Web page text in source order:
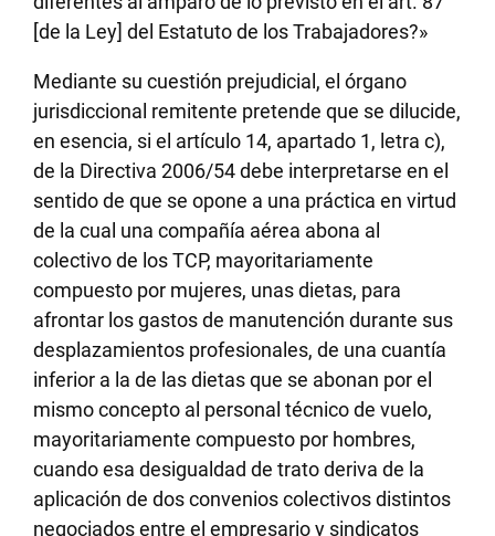
[de la Ley] del Estatuto de los Trabajadores?»
Mediante su cuestión prejudicial, el órgano
jurisdiccional remitente pretende que se dilucide,
en esencia, si el artículo 14, apartado 1, letra c),
de la Directiva 2006/54 debe interpretarse en el
sentido de que se opone a una práctica en virtud
de la cual una compañía aérea abona al
colectivo de los TCP, mayoritariamente
compuesto por mujeres, unas dietas, para
afrontar los gastos de manutención durante sus
desplazamientos profesionales, de una cuantía
inferior a la de las dietas que se abonan por el
mismo concepto al personal técnico de vuelo,
mayoritariamente compuesto por hombres,
cuando esa desigualdad de trato deriva de la
aplicación de dos convenios colectivos distintos
negociados entre el empresario y sindicatos